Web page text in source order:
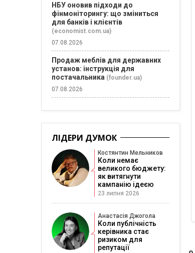
НБУ оновив підходи до
фінмоніторингу: що зміниться
для банків і клієнтів
(economist.com.ua)
07.08.2026
Продаж меблів для державних
установ: інструкція для
постачальника (founder.ua)
07.08.2026
ЛІДЕРИ ДУМОК
Костянтин Мельников
Коли немає
великого бюджету:
як витягнути
кампанію ідеєю
23 липня 2026
Анастасія Джогола
Коли публічність
керівника стає
ризиком для
репутації